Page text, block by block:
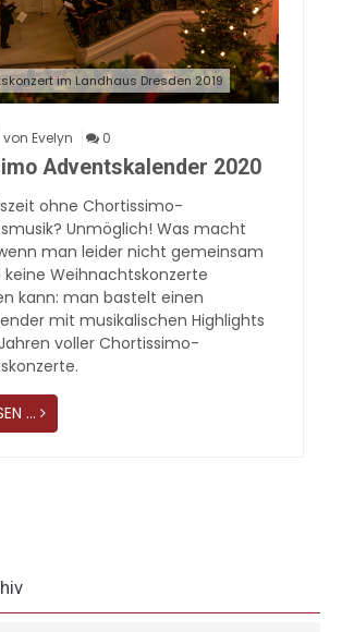
im Landhaus Dresden 2019
von Evelyn 0
Adventskalender 2020
ohne Chortissimo-
Unmöglich! Was macht
man leider nicht gemeinsam
keine Weihnachtskonzerte
kann: man bastelt einen
mit musikalischen Highlights
voller Chortissimo-
…